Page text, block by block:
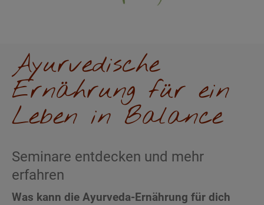
Ayurvedische
Ernährung für ein
Leben in Balance
Seminare entdecken und mehr
erfahren
Was kann die Ayurveda-Ernährung für dich